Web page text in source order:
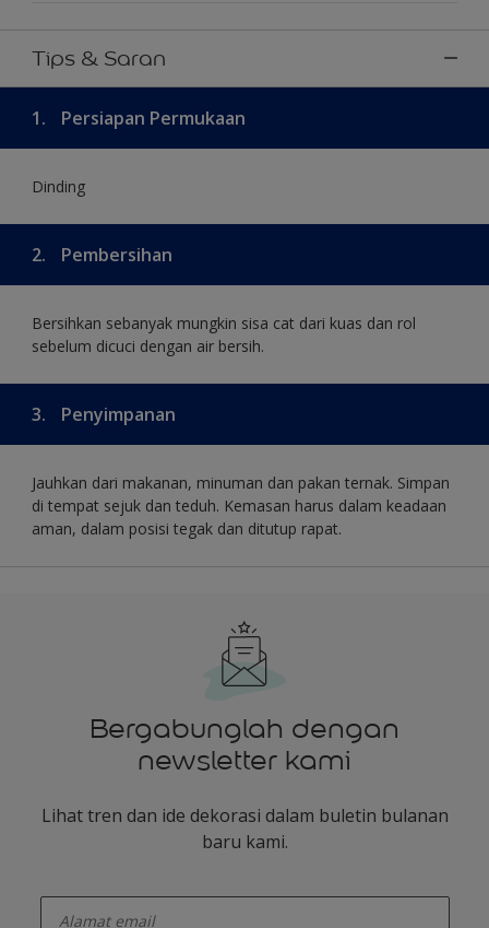
Tips & Saran
1. Persiapan Permukaan
Dinding
2. Pembersihan
Bersihkan sebanyak mungkin sisa cat dari kuas dan rol
sebelum dicuci dengan air bersih.
3. Penyimpanan
Jauhkan dari makanan, minuman dan pakan ternak. Simpan
di tempat sejuk dan teduh. Kemasan harus dalam keadaan
aman, dalam posisi tegak dan ditutup rapat.
Bergabunglah dengan
newsletter kami
Lihat tren dan ide dekorasi dalam buletin bulanan
baru kami.